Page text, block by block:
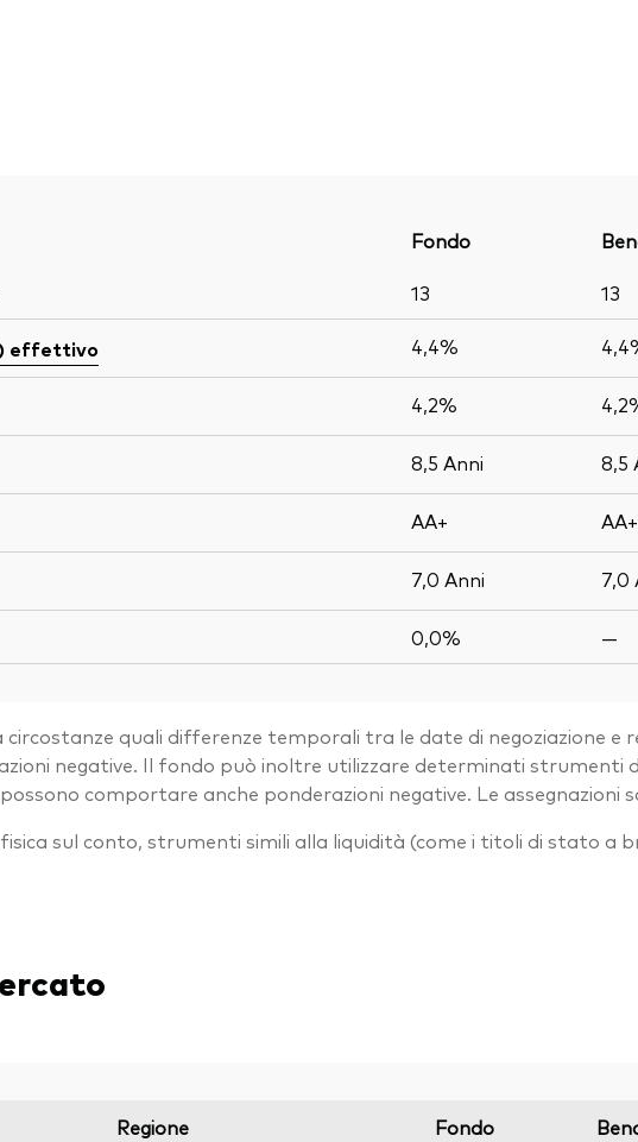
Fondo
13 13
effettivo 4,4%
4,2%
8,5 Anni 8,5
AA+ AA+
7,0 Anni 7,0
0,0% —
circostanze quali differenze temporali tra le date di negoziazione
negative. Il fondo può inoltre utilizzare determinati strumenti
comportare anche ponderazioni negative. Le assegnazioni
sul conto, strumenti simili alla liquidità (come i titoli di stato a
Regione Fondo